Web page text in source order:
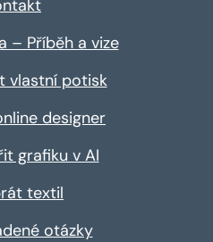
– Příběh a vize
vlastní potisk
designer
grafiku v AI
textil
otázky